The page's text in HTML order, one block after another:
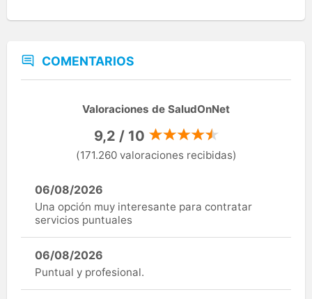
COMENTARIOS
Valoraciones de SaludOnNet
9,2 / 10
(171.260 valoraciones recibidas)
06/08/2026
Una opción muy interesante para contratar
servicios puntuales
06/08/2026
Puntual y profesional.